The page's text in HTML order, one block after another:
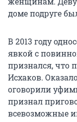
доме подруге
В 2013 году
явкой с
признался, что
Исхаков.
оговорили
признал
всевозможные